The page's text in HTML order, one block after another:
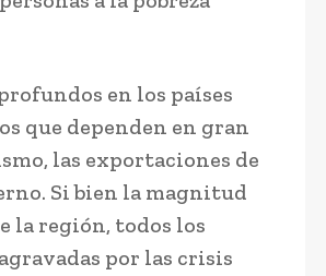
en los países
que dependen en gran
las exportaciones de
Si bien la magnitud
la región, todos los
por las crisis